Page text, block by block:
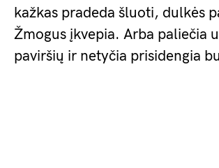
kažkas pradeda šluoti, dulkės
Žmogus įkvepia. Arba paliečia
paviršių ir netyčia prisidengia